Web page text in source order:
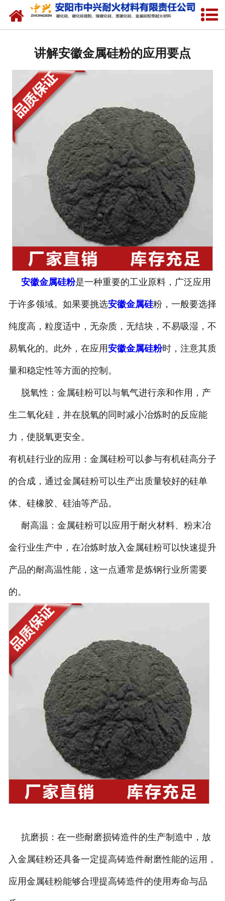
网站首页
厂容厂貌
联系我们
讲解安徽金属硅粉的应用要点
安徽金属硅粉是一种重要的工业原料，广泛应用
于许多领域。如果要挑选安徽金属硅粉，一般要选择
纯度高，粒度适中，无杂质，无结块，不易吸湿，不
易氧化的。此外，在应用安徽金属硅粉时，注意其质
量和稳定性等方面的控制。
脱氧性：金属硅粉可以与氧气进行亲和作用，产
生二氧化硅，并在脱氧的同时减小冶炼时的反应能
力，使脱氧更安全。
有机硅行业的应用：金属硅粉可以参与有机硅高分子
的合成，通过金属硅粉可以生产出质量较好的硅单
体、硅橡胶、硅油等产品。
耐高温：金属硅粉可以应用于耐火材料、粉末冶
金行业生产中，在冶炼时放入金属硅粉可以快速提升
产品的耐高温性能，这一点通常是炼钢行业所需要
的。
抗磨损：在一些耐磨损铸造件的生产制造中，放
入金属硅粉还具备一定提高铸造件耐磨性能的运用，
应用金属硅粉能够合理提高铸造件的使用寿命与品